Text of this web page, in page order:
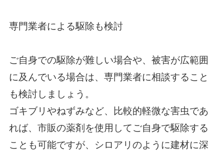
専門業者による駆除も検討
ご自身での駆除が難しい場合や、被害が広範囲
に及んでいる場合は、専門業者に相談すること
も検討しましょう。
ゴキブリやねずみなど、比較的軽微な害虫であ
れば、市販の薬剤を使用してご自身で駆除する
ことも可能ですが、シロアリのように建材に深